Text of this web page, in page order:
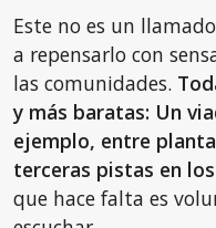
Este no es un
a repensarlo con
las comunidades.
y más baratas: Un
ejemplo, entre
terceras pistas en
que hace falta es